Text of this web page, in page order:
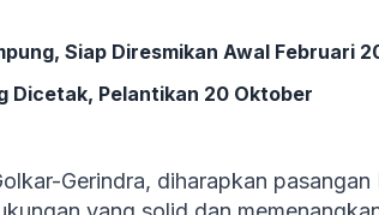
Siap Diresmikan Awal Februari
Dicetak, Pelantikan 20 Oktober
Gerindra, diharapkan pasangan